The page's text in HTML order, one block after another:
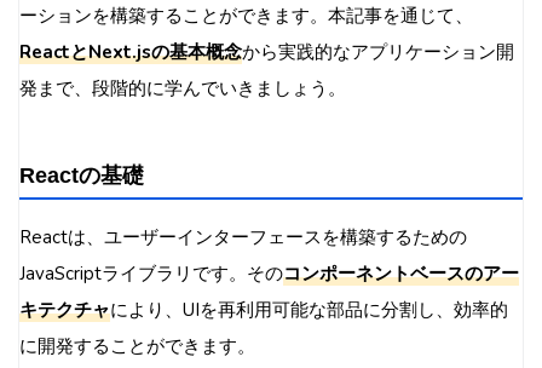
ーションを構築することができます。本記事を通じて、
ReactとNext.jsの基本概念から実践的なアプリケーション開
発まで、段階的に学んでいきましょう。
Reactの基礎
Reactは、ユーザーインターフェースを構築するための
JavaScriptライブラリです。そのコンポーネントベースのアー
キテクチャにより、UIを再利用可能な部品に分割し、効率的
に開発することができます。